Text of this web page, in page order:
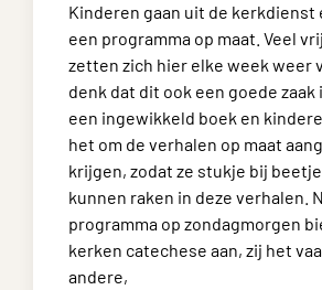
Kinderen gaan uit de kerkdienst
een programma op maat. Veel
zetten zich hier elke week weer
denk dat dit ook een goede zaak
een ingewikkeld boek en
het om de verhalen op maat
krijgen, zodat ze stukje bij
kunnen raken in deze verhalen.
programma op zondagmorgen
kerken catechese aan, zij het
andere,